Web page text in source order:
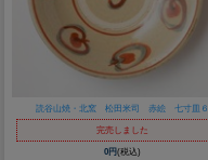
読谷山焼・北窯 松田米司 赤絵 七寸皿６
完売しました
0円(税込)